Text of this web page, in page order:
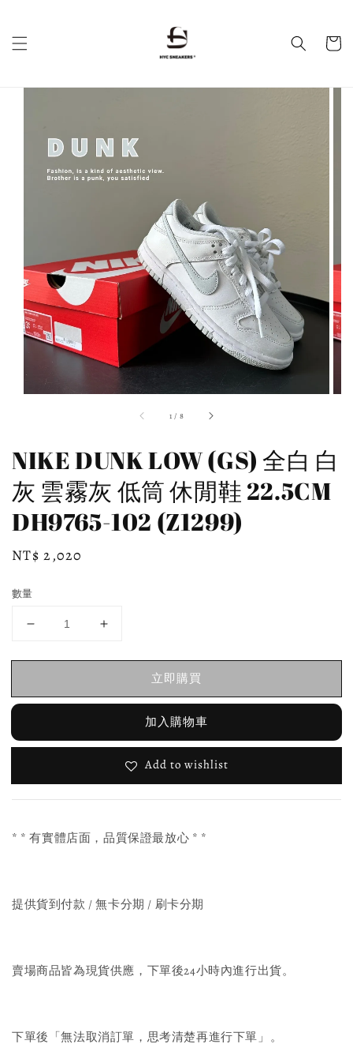
1 / 8
NIKE DUNK LOW (GS) 全白 白
灰 雲霧灰 低筒 休閒鞋 22.5CM
DH9765-102 (Z1299)
Regular
NT$ 2,020
數量
立即購買
加入購物車
Add to wishlist
* * 有實體店面，品質保證最放心 * *
提供貨到付款 / 無卡分期 / 刷卡分期
賣場商品皆為現貨供應，下單後24小時內進行出貨。
下單後「無法取消訂單，思考清楚再進行下單」。